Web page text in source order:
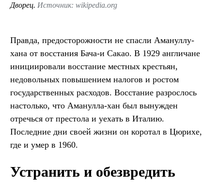
Дворец. Источник: wikipedia.org
Правда, предосторожности не спасли Амануллу-
хана от восстания Бача-и Сакао. В 1929 англичане
инициировали восстание местных крестьян,
недовольных повышением налогов и ростом
государственных расходов. Восстание разрослось
настолько, что Аманулла-хан был вынужден
отречься от престола и уехать в Италию.
Последние дни своей жизни он коротал в Цюрихе,
где и умер в 1960.
Устранить и обезвредить